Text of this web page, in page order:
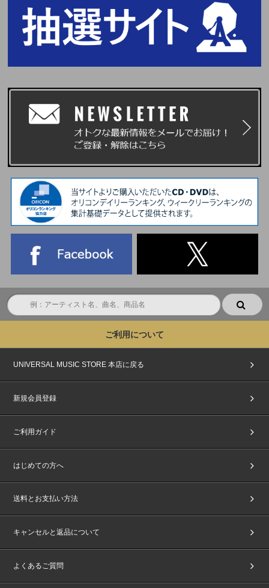
ご利用について
UNIVERSAL MUSIC STORE 本店に戻る
新規会員登録
ご利用ガイド
はじめての方へ
送料とお支払い方法
キャンセルと返品について
よくあるご質問